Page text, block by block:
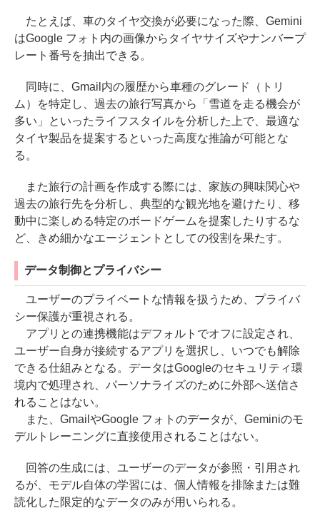
たとえば、車のタイヤ交換が必要になった際、Gemini
はGoogle フォト内の画像からタイヤサイズやナンバープ
レート番号を抽出できる。
同時に、Gmail内の履歴から車種のグレード（トリ
ム）を特定し、過去の旅行写真から「雪道を走る機会が
多い」といったライフスタイルを分析した上で、最適な
タイヤ製品を提案するといった高度な推論が可能とな
る。
また旅行の計画を作成する際には、家族の興味関心や
過去の旅行先を分析し、典型的な観光地を避けたり、移
動中に楽しめる特定のボードゲームを提案したりするな
ど、きめ細かなエージェントとしての役割を果たす。
データ制御とプライバシー
ユーザーのプライベートな情報を扱うため、プライバ
シー保護が重視される。
アプリとの連携機能はデフォルトでオフに設定され、
ユーザー自身が接続するアプリを選択し、いつでも解除
できる仕組みとなる。データはGoogleのセキュリティ環
境内で処理され、パーソナライズのために外部へ送信さ
れることはない。
また、GmailやGoogle フォトのデータが、Geminiのモ
デルトレーニングに直接使用されることはない。
回答の生成には、ユーザーのデータが参照・引用され
るが、モデル自体の学習には、個人情報を排除または難
読化した限定的なデータのみが用いられる。